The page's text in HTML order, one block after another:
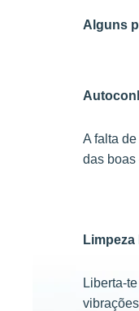
Alguns
A falta
das boas
Liberta-